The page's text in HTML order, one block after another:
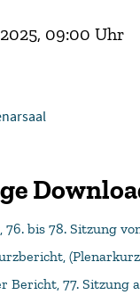
09:00 Uhr
bis 78. Sitzung
Bericht, 77. Sitzung